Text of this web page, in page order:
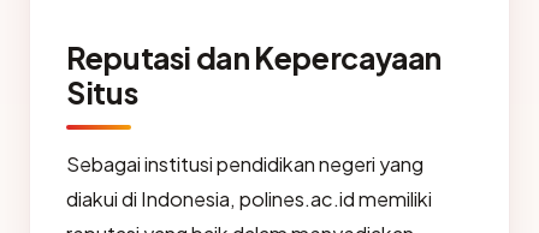
Reputasi dan Kepercayaan
Situs
Sebagai institusi pendidikan negeri yang
diakui di Indonesia, polines.ac.id memiliki